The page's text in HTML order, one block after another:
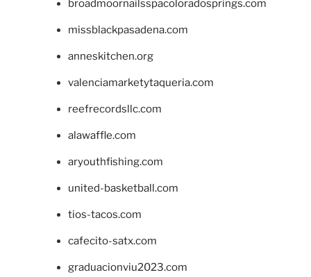
broadmoornailsspacoloradosprings.com
missblackpasadena.com
anneskitchen.org
valenciamarketytaqueria.com
reefrecordsllc.com
alawaffle.com
aryouthfishing.com
united-basketball.com
tios-tacos.com
cafecito-satx.com
graduacionviu2023.com